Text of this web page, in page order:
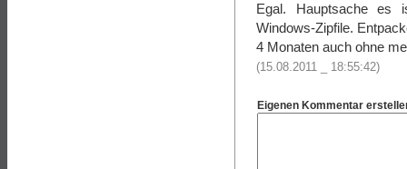
Egal. Hauptsache es
Windows-Zipfile.
4 Monaten auch ohne
(15.08.2011 _ 18:55:42)
Eigenen Kommentar